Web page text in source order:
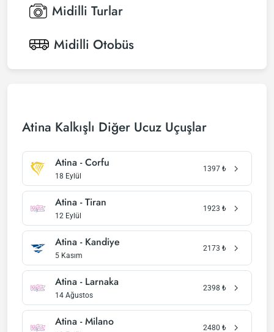
Midilli Turlar
Midilli Otobüs
Atina Kalkışlı Diğer Ucuz Uçuşlar
Atina - Corfu
18 Eylül
1397 ₺
Atina - Tiran
12 Eylül
1923 ₺
Atina - Kandiye
5 Kasım
2173 ₺
Atina - Larnaka
14 Ağustos
2398 ₺
Atina - Milano 2480 ₺